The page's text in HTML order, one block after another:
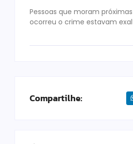
Pessoas que moram
ocorreu o crime estavam
Compartilhe: